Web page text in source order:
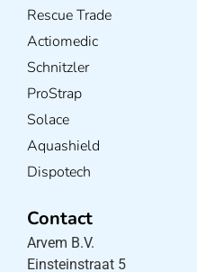
Rescue Trade
Actiomedic
Schnitzler
ProStrap
Solace
Aquashield
Dispotech
Contact
Arvem B.V.
Einsteinstraat 5